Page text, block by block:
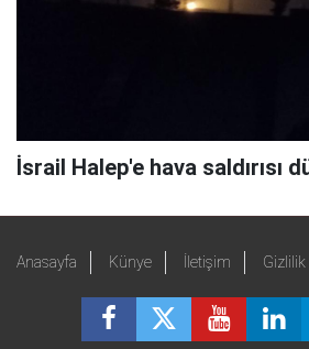
İsrail Halep'e hava saldırısı
Anasayfa Künye İletişim Gizlilik